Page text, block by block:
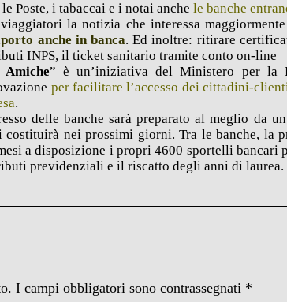
Poste, i tabaccai e i notai anchele banche
la notizia che interessa
anche in banca. Ed inoltre: ritirare
INPS, il ticket sanitario tramite conto on-line
Amiche” è un’iniziativa del Ministero per la
per facilitare l’accesso dei cittadini-
.
delle banche sarà preparato al meglio da
costituirà nei prossimi giorni. Tra le banche, la
a disposizione i propri 4600 sportelli bancari
previdenziali e il riscatto degli anni di laurea.
I campi obbligatori sono contrassegnati *